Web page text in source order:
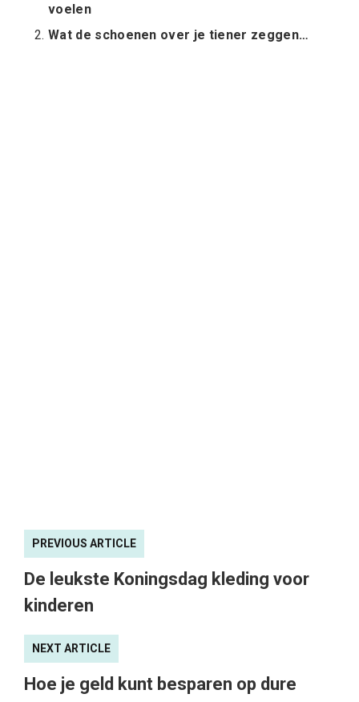
voelen
Wat de schoenen over je tiener zeggen…
PREVIOUS ARTICLE
De leukste Koningsdag kleding voor
kinderen
NEXT ARTICLE
Hoe je geld kunt besparen op dure